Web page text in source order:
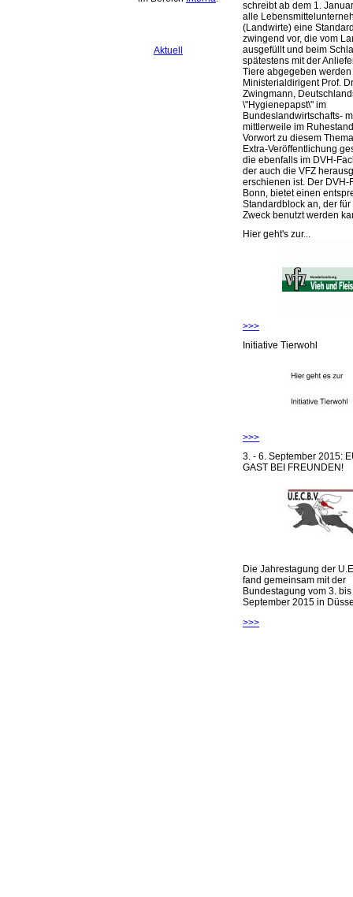
Aktuell
schreibt ab dem 1.
alle
(Landwirte) eine
zwingend vor, die vom
ausgefüllt und beim
spätestens mit der
Tiere abgegeben werden
Ministerialdirigent Prof.
Zwingmann,
\"Hygienepapst\" im
Bundeslandwirtschafts-
mittlerweile im
Vorwort zu diesem
Extra-Veröffentlichung
die ebenfalls im DVH-
der auch die VFZ
erschienen ist. Der DVH-
Bonn, bietet einen
Standardblock an, der
Zweck benutzt werden
Hier geht's zur...
>>>
Initiative Tierwohl
>>>
3. - 6. September 2015:
GAST BEI FREUNDEN!
Die Jahrestagung der
fand gemeinsam mit der
Bundestagung vom 3. bis
September 2015 in
>>>